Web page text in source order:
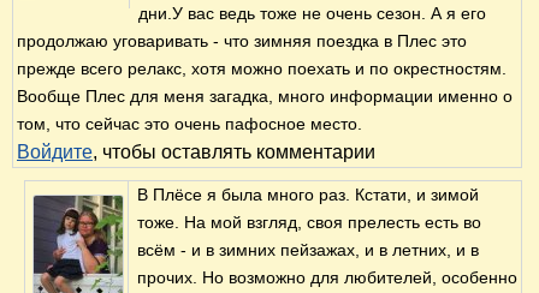
дни.У вас ведь тоже не очень сезон. А я его
продолжаю уговаривать - что зимняя поездка в Плес это
прежде всего релакс, хотя можно поехать и по окрестностям.
Вообще Плес для меня загадка, много информации именно о
том, что сейчас это очень пафосное место.
Войдите, чтобы оставлять комментарии
В Плёсе я была много раз. Кстати, и зимой
тоже. На мой взгляд, своя прелесть есть во
всём - и в зимних пейзажах, и в летних, и в
прочих. Но возможно для любителей, особенно